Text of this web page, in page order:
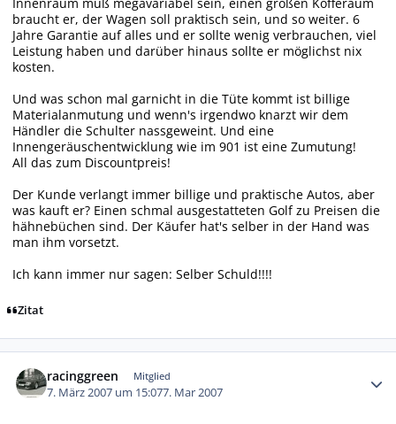
braucht er, der Wagen soll praktisch sein, und so weiter. 6
Jahre Garantie auf alles und er sollte wenig verbrauchen, viel
Leistung haben und darüber hinaus sollte er möglichst nix
kosten.
Und was schon mal garnicht in die Tüte kommt ist billige
Materialanmutung und wenn's irgendwo knarzt wir dem
Händler die Schulter nassgeweint. Und eine
Innengeräuschentwicklung wie im 901 ist eine Zumutung!
All das zum Discountpreis!
Der Kunde verlangt immer billige und praktische Autos, aber
was kauft er? Einen schmal ausgestatteten Golf zu Preisen die
hähnebüchen sind. Der Käufer hat's selber in der Hand was
man ihm vorsetzt.
Ich kann immer nur sagen: Selber Schuld!!!!
Zitat
racinggreen Mitglied
7. März 2007 um 15:077. Mar 2007